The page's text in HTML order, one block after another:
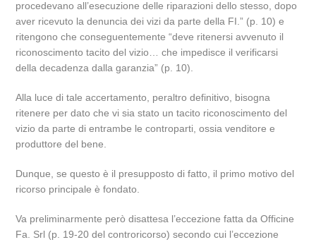
procedevano all’esecuzione delle riparazioni dello stesso, dopo
aver ricevuto la denuncia dei vizi da parte della FI.” (p. 10) e
ritengono che conseguentemente “deve ritenersi avvenuto il
riconoscimento tacito del vizio… che impedisce il verificarsi
della decadenza dalla garanzia” (p. 10).
Alla luce di tale accertamento, peraltro definitivo, bisogna
ritenere per dato che vi sia stato un tacito riconoscimento del
vizio da parte di entrambe le controparti, ossia venditore e
produttore del bene.
Dunque, se questo è il presupposto di fatto, il primo motivo del
ricorso principale è fondato.
Va preliminarmente però disattesa l’eccezione fatta da Officine
Fa. Srl (p. 19-20 del controricorso) secondo cui l’eccezione